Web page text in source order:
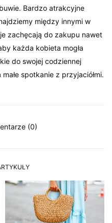
Bardzo atrakcyjne
między innymi w
zachęcają do zakupu nawet
każda kobieta mogła
do swojej codziennej
spotkanie z przyjaciółmi.
(0)